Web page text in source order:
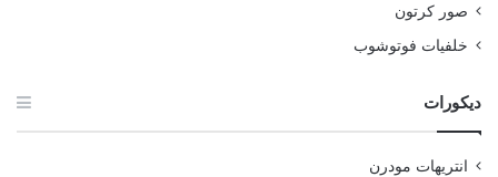
صور كرتون
خلفيات فوتوشوب
ديكورات
انتريهات مودرن